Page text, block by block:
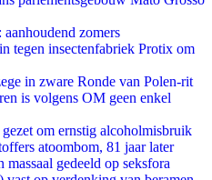
zomers
tegen insectenfabriek Protix om
in zware Ronde van Polen-rit
is volgens OM geen enkel
om ernstig alcoholmisbruik
atoombom, 81 jaar later
gedeeld op seksfora